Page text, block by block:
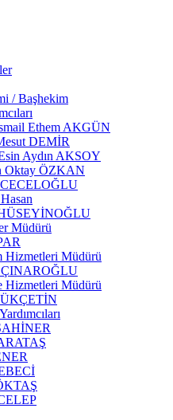
/ Başhekim
Ethem AKGÜN
DEMİR
Aydın AKSOY
Oktay ÖZKAN
CECELOĞLU
Müdürü
Hizmetleri Müdürü
ÇINAROĞLU
Hizmetleri Müdürü